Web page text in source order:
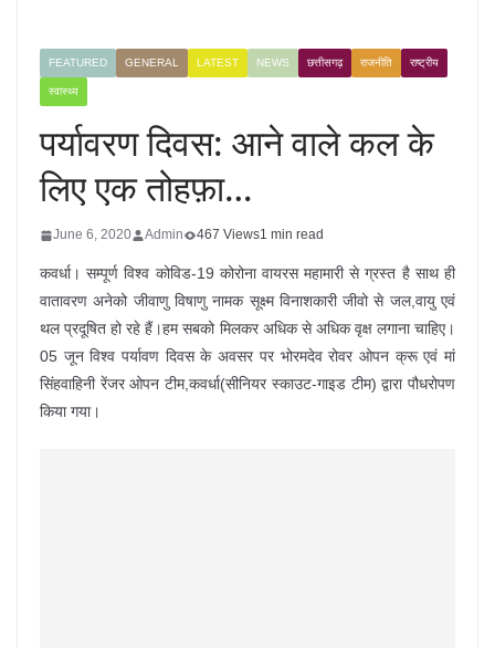
FEATURED GENERAL LATEST NEWS छत्तीसगढ़ राजनीति राष्ट्रीय
स्वास्थ्य
पर्यावरण दिवस: आने वाले कल के
लिए एक तोहफ़ा…
June 6, 2020 Admin 467 Views1 min read
कवर्धा। सम्पूर्ण विश्व कोविड-19 कोरोना वायरस महामारी से ग्रस्त है साथ ही
वातावरण अनेको जीवाणु विषाणु नामक सूक्ष्म विनाशकारी जीवो से जल,वायु एवं
थल प्रदूषित हो रहे हैं।हम सबको मिलकर अधिक से अधिक वृक्ष लगाना चाहिए।
05 जून विश्व पर्यावण दिवस के अवसर पर भोरमदेव रोवर ओपन क्रू एवं मां
सिंहवाहिनी रेंजर ओपन टीम,कवर्धा(सीनियर स्काउट-गाइड टीम) द्वारा पौधरोपण
किया गया।